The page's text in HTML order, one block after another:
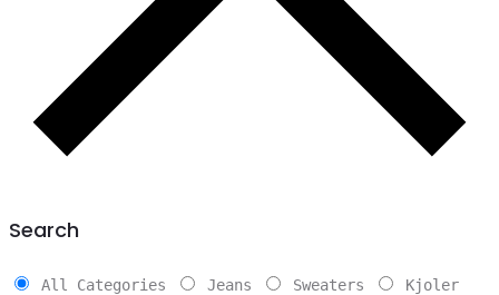
Search
All Categories Jeans Sweaters Kjoler